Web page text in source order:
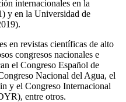
internacionales en la
y en la Universidad de
en revistas científicas de alto
congresos nacionales e
el Congreso Español de
Nacional del Agua, el
y el Congreso Internacional
entre otros.